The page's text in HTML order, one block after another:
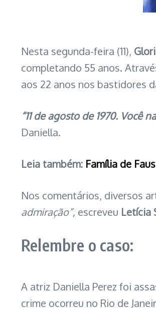
Nesta segunda-feira (11),
completando 55 anos.
aos 22 anos nos bastidores
“11 de agosto de 1970. Você
Daniella.
Leia também: Família de
Nos comentários, diversos
admiração”, escreveu Letícia
Relembre o caso:
A atriz Daniella Perez foi
crime ocorreu no Rio de